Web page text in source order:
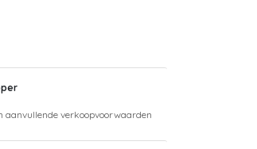
aanvullende verkoopvoorwaarden